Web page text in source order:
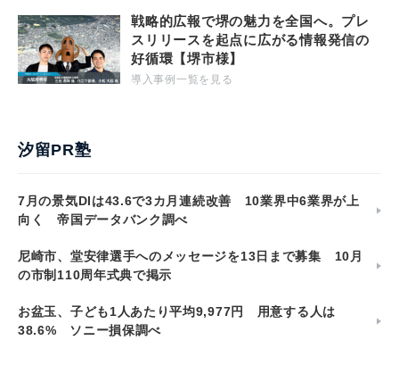
戦略的広報で堺の魅力を全国へ。プレ
スリリースを起点に広がる情報発信の
好循環【堺市様】
導入事例一覧を見る
汐留PR塾
7月の景気DIは43.6で3カ月連続改善 10業界中6業界が上
向く 帝国データバンク調べ
尼崎市、堂安律選手へのメッセージを13日まで募集 10月
の市制110周年式典で掲示
お盆玉、子ども1人あたり平均9,977円 用意する人は
38.6% ソニー損保調べ